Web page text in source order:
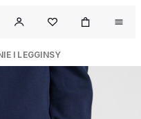
I LEGGINSY